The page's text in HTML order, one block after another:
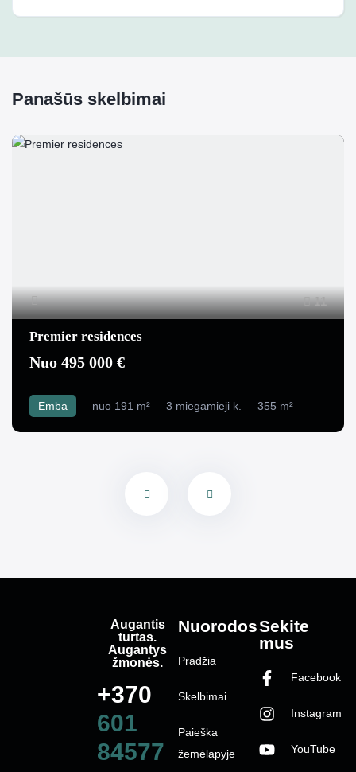
Panašūs skelbimai
11
Premier residences
Nuo 495 000 €
Emba nuo 191 m² 3 miegamieji k. 355 m²
Nuorodos
Pradžia
Skelbimai
Paieška
žemėlapyje
Sekite
mus
Facebook
Instagram
YouTube
Augantis
turtas.
Augantys
žmonės.
+370
601
84577